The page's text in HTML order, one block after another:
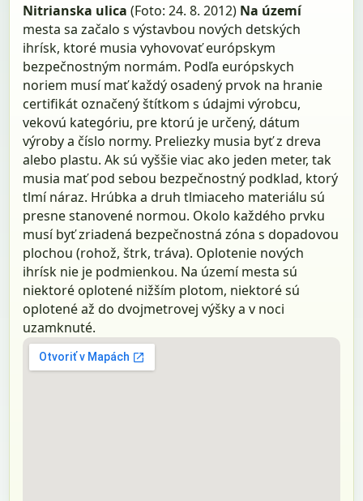
Nitrianska ulica(Foto: 24. 8. 2012) Na území
mesta sa začalo s výstavbou nových detských
ihrísk, ktoré musia vyhovovať európskym
bezpečnostným normám. Podľa európskych
noriem musí mať každý osadený prvok na hranie
certifikát označený štítkom s údajmi výrobcu,
vekovú kategóriu, pre ktorú je určený, dátum
výroby a číslo normy. Preliezky musia byť z dreva
alebo plastu. Ak sú vyššie viac ako jeden meter, tak
musia mať pod sebou bezpečnostný podklad, ktorý
tlmí náraz. Hrúbka a druh tlmiaceho materiálu sú
presne stanovené normou. Okolo každého prvku
musí byť zriadená bezpečnostná zóna s dopadovou
plochou (rohož, štrk, tráva). Oplotenie nových
ihrísk nie je podmienkou. Na území mesta sú
niektoré oplotené nižším plotom, niektoré sú
oplotené až do dvojmetrovej výšky a v noci
uzamknuté.